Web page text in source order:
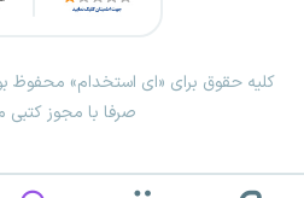
کلیه حقوق برای «ای استخدام» محفوظ
صرفا با مجوز